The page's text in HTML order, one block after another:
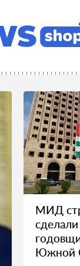
МИД
Южной